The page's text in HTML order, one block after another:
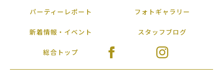
パーティーレポート フォトギャラリー
新着情報・イベント スタッフブログ
総合トップ